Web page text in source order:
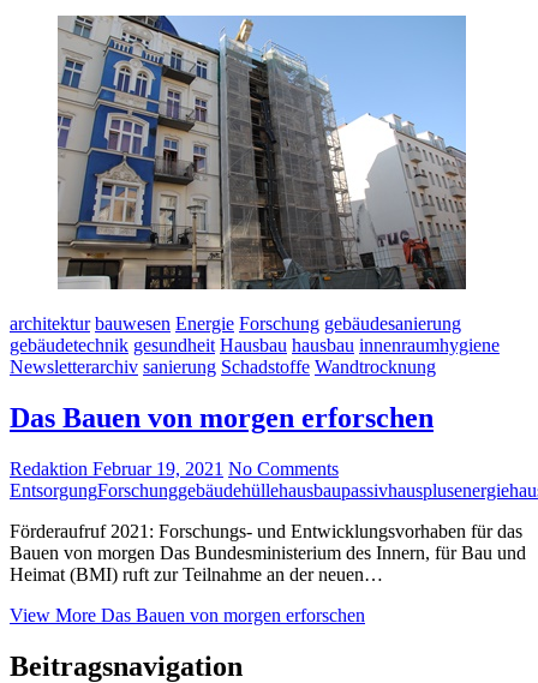
architektur bauwesen Energie Forschung gebäudesanierung
gebäudetechnik gesundheit Hausbau hausbau innenraumhygiene
Newsletterarchiv sanierung Schadstoffe Wandtrocknung
Das Bauen von morgen erforschen
Redaktion Februar 19, 2021 No Comments
EntsorgungForschunggebäudehüllehausbaupassivhaus
Förderaufruf 2021: Forschungs- und Entwicklungsvorhaben für das
Bauen von morgen Das Bundesministerium des Innern, für Bau und
Heimat (BMI) ruft zur Teilnahme an der neuen…
View More Das Bauen von morgen erforschen
Beitragsnavigation